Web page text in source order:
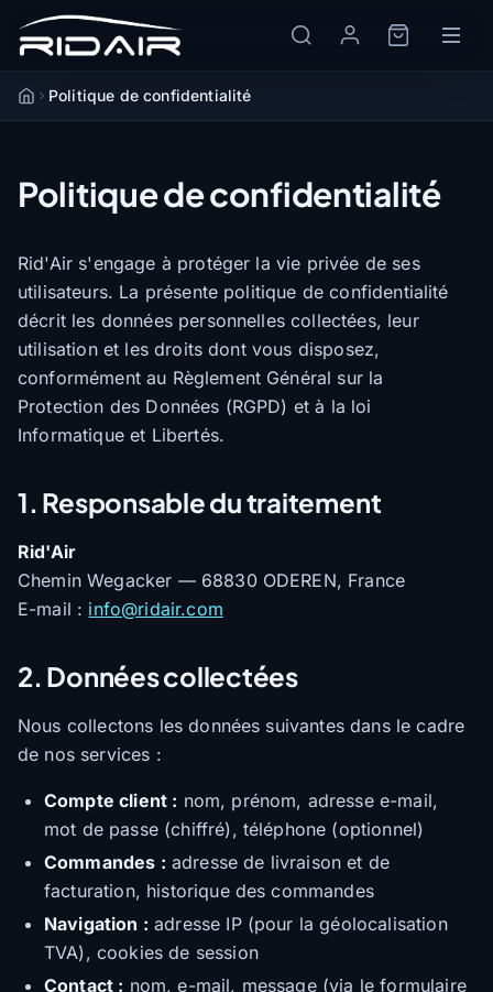
AccueilPolitique de confidentialité
Politique de confidentialité
Rid'Air s'engage à protéger la vie privée de ses
utilisateurs. La présente politique de confidentialité
décrit les données personnelles collectées, leur
utilisation et les droits dont vous disposez,
conformément au Règlement Général sur la
Protection des Données (RGPD) et à la loi
Informatique et Libertés.
1. Responsable du traitement
Rid'Air
Chemin Wegacker — 68830 ODEREN, France
E-mail : info@ridair.com
2. Données collectées
Nous collectons les données suivantes dans le cadre
de nos services :
Compte client : nom, prénom, adresse e-mail,
mot de passe (chiffré), téléphone (optionnel)
Commandes : adresse de livraison et de
facturation, historique des commandes
Navigation : adresse IP (pour la géolocalisation
TVA), cookies de session
Contact : nom, e-mail, message (via le formulaire